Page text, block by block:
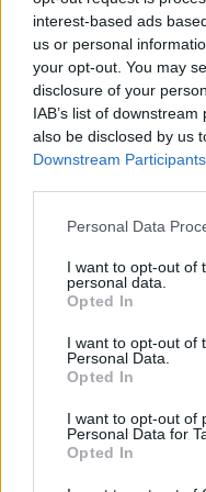
interest-based ads
us or personal
your opt-out. You may
disclosure of your
IAB’s list of
also be disclosed by us
Downstream Participants
Personal Data
I want to opt-out of
personal data.
Opted In
I want to opt-out of
Personal Data.
Opted In
I want to opt-out of
Personal Data for
Opted In
Wälder bekannt
Die Hauptstadt
ihre kunstvoll
zahlreichen
geschmückt sind.
lebhaften Hafen
Geschäften und
werden viele
berühmten
Kommentare